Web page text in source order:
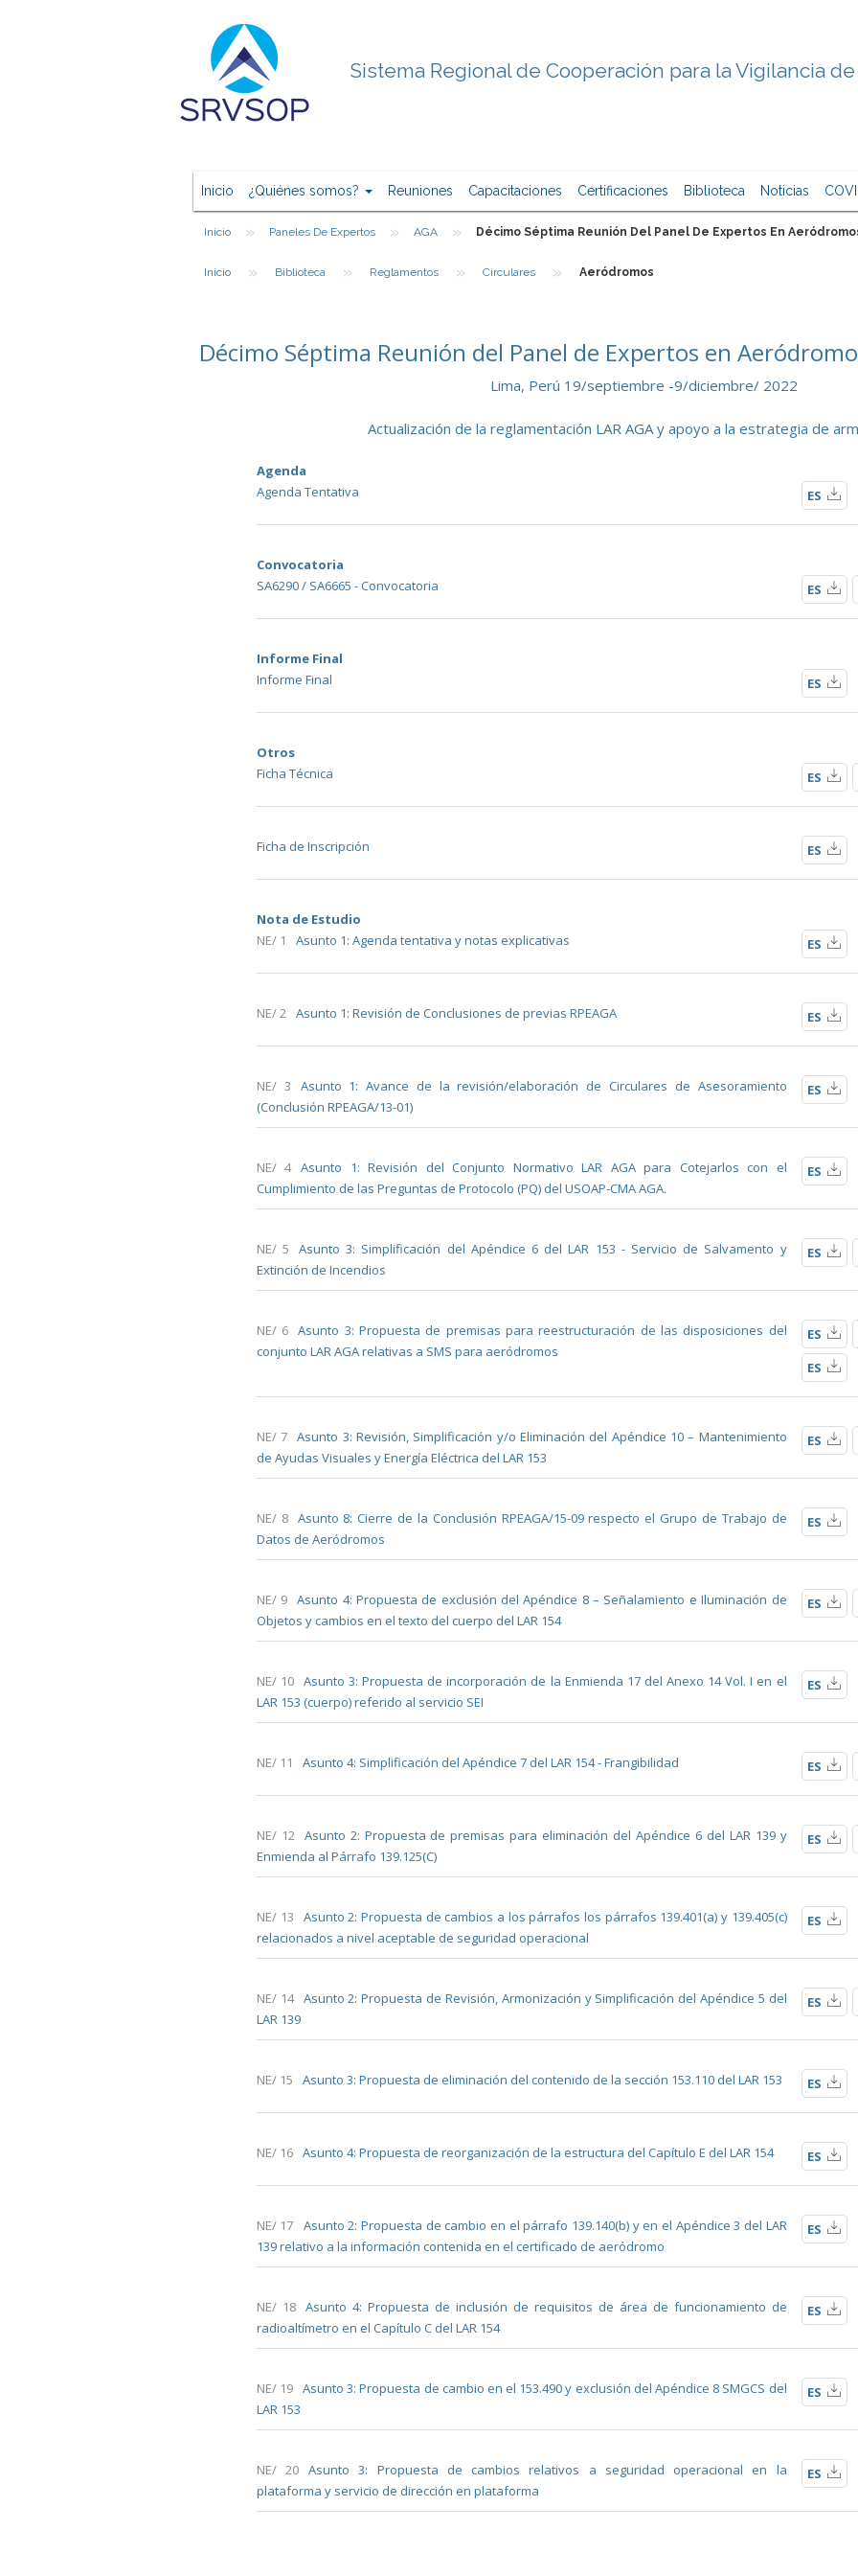
Sistema Regional de Cooperación para la Vigilancia
Inicio ¿Quiénes somos? Reuniones Capacitaciones Certificaciones Biblioteca Noticias
Inicio » Paneles De Expertos » AGA » Décimo Séptima Reunión Del Panel De Expertos En
Inicio » Biblioteca » Reglamentos » Circulares » Aeródromos
Décimo Séptima Reunión del Panel de Expertos en
Lima, Perú 19/septiembre -9/diciembre/ 2022
Actualización de la reglamentación LAR AGA y apoyo a la estrategia de
Agenda
Agenda Tentativa
ES
Convocatoria
SA6290 / SA6665 - Convocatoria
ES
Informe Final
Informe Final
ES
Otros
Ficha Técnica
ES
Ficha de Inscripción ES
Nota de Estudio
NE/ 1
Asunto 1: Agenda tentativa y notas explicativas ES
NE/ 2 Asunto 1: Revisión de Conclusiones de previas RPEAGA ES
NE/ 3
Asunto 1: Avance de la revisión/elaboración de Circulares de Asesoramiento
(Conclusión RPEAGA/13-01)
ES
NE/ 4 Asunto 1: Revisión del Conjunto Normativo LAR AGA para Cotejarlos con el
Cumplimiento de las Preguntas de Protocolo (PQ) del USOAP-CMA AGA.
ES
NE/ 5
Asunto 3: Simplificación del Apéndice 6 del LAR 153 - Servicio de Salvamento y
Extinción de Incendios
ES
NE/ 6 Asunto 3: Propuesta de premisas para reestructuración de las disposiciones del
conjunto LAR AGA relativas a SMS para aeródromos
ES
ES
NE/ 7 Asunto 3: Revisión, Simplificación y/o Eliminación del Apéndice 10 – Mantenimiento
de Ayudas Visuales y Energía Eléctrica del LAR 153
ES
NE/ 8 Asunto 8: Cierre de la Conclusión RPEAGA/15-09 respecto el Grupo de Trabajo de
Datos de Aeródromos
ES
NE/ 9 Asunto 4: Propuesta de exclusión del Apéndice 8 – Señalamiento e Iluminación de
Objetos y cambios en el texto del cuerpo del LAR 154
ES
NE/ 10 Asunto 3: Propuesta de incorporación de la Enmienda 17 del Anexo 14 Vol. I en el
LAR 153 (cuerpo) referido al servicio SEI
ES
NE/ 11 Asunto 4: Simplificación del Apéndice 7 del LAR 154 - Frangibilidad ES
NE/ 12 Asunto 2: Propuesta de premisas para eliminación del Apéndice 6 del LAR 139 y
Enmienda al Párrafo 139.125(C)
ES
NE/ 13
Asunto 2: Propuesta de cambios a los párrafos los párrafos 139.401(a) y 139.405(c)
relacionados a nivel aceptable de seguridad operacional
ES
NE/ 14 Asunto 2: Propuesta de Revisión, Armonización y Simplificación del Apéndice 5 del
LAR 139
ES
NE/ 15 Asunto 3: Propuesta de eliminación del contenido de la sección 153.110 del LAR 153 ES
NE/ 16 Asunto 4: Propuesta de reorganización de la estructura del Capítulo E del LAR 154 ES
NE/ 17
Asunto 2: Propuesta de cambio en el párrafo 139.140(b) y en el Apéndice 3 del LAR
139 relativo a la información contenida en el certificado de aeródromo
ES
NE/ 18 Asunto 4: Propuesta de inclusión de requisitos de área de funcionamiento de
radioaltímetro en el Capítulo C del LAR 154
ES
NE/ 19 Asunto 3: Propuesta de cambio en el 153.490 y exclusión del Apéndice 8 SMGCS del
LAR 153
ES
NE/ 20 Asunto 3: Propuesta de cambios relativos a seguridad operacional en la
plataforma y servicio de dirección en plataforma
ES